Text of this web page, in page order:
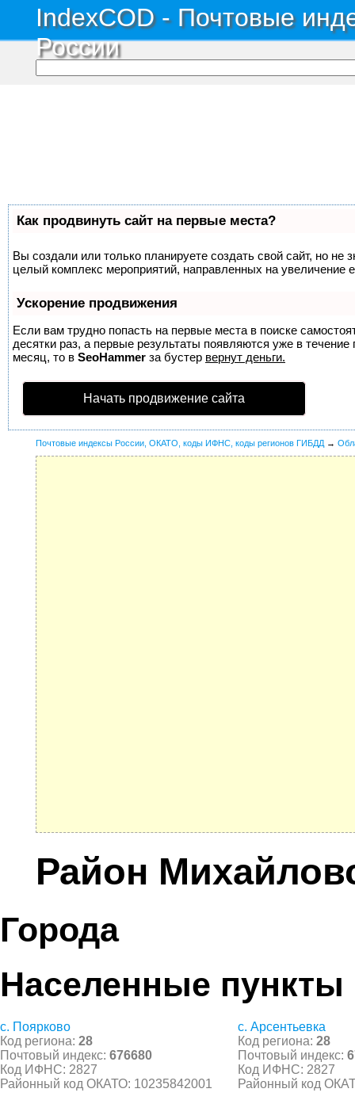
IndexCOD - Почтовые
России
Как продвинуть сайт на первые места?
Вы создали или только планируете создать свой сайт, но не
целый комплекс мероприятий, направленных на увеличение
Ускорение продвижения
Если вам трудно попасть на первые места в поиске
десятки раз, а первые результаты появляются уже в
месяц, то в SeoHammer за бустер вернут деньги.
Начать продвижение сайта
Почтовые индексы России, ОКАТО, коды ИФНС, коды регионов ГИБДД →
Район
Города
Населенные пункты
с. Поярково
Код региона: 28
Почтовый индекс: 676680
Код ИФНС: 2827
Районный код ОКАТО: 10235842001
с. Арсентьевка
Код региона: 28
Почтовый индекс:
Код ИФНС: 2827
Районный код